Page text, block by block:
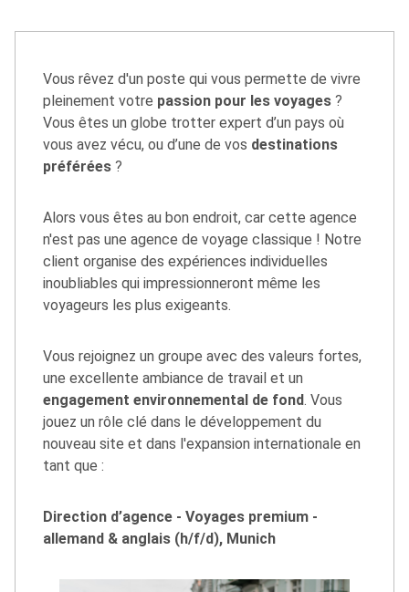
Vous rêvez d'un poste qui vous permette de vivre
pleinement votre passion pour les voyages ?
Vous êtes un globe trotter expert d’un pays où
vous avez vécu, ou d’une de vos destinations
préférées ?
Alors vous êtes au bon endroit, car cette agence
n'est pas une agence de voyage classique ! Notre
client organise des expériences individuelles
inoubliables qui impressionneront même les
voyageurs les plus exigeants.
Vous rejoignez un groupe avec des valeurs fortes,
une excellente ambiance de travail et un
engagement environnemental de fond. Vous
jouez un rôle clé dans le développement du
nouveau site et dans l'expansion internationale en
tant que :
Direction d’agence - Voyages premium -
allemand & anglais (h/f/d), Munich